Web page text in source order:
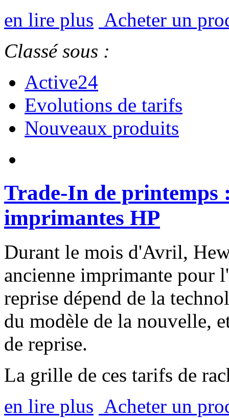
en lire plus Acheter un
Classé sous :
Active24
Evolutions de tarifs
Nouveaux produits
Trade-In de printemps
imprimantes HP
Durant le mois d'Avril,
ancienne imprimante pour
reprise dépend de la
du modèle de la nouvelle,
de reprise.
La grille de ces tarifs de
en lire plus Acheter un